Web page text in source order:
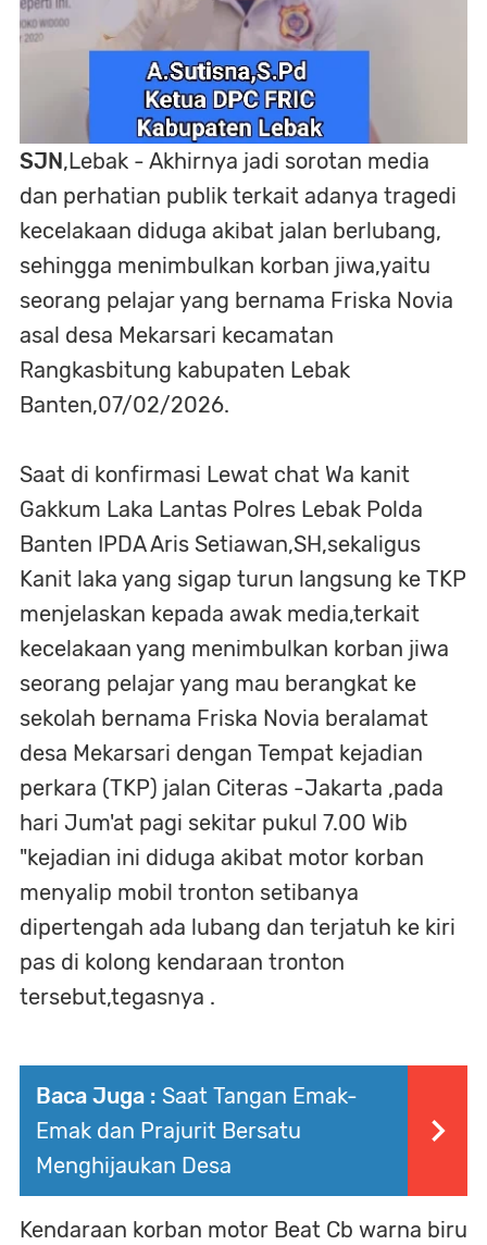
SJN ,Lebak - Akhirnya jadi sorotan media
dan perhatian publik terkait adanya tragedi
kecelakaan diduga akibat jalan berlubang,
sehingga menimbulkan korban jiwa,yaitu
seorang pelajar yang bernama Friska Novia
asal desa Mekarsari kecamatan
Rangkasbitung kabupaten Lebak
Banten,07/02/2026.
Saat di konfirmasi Lewat chat Wa kanit
Gakkum Laka Lantas Polres Lebak Polda
Banten IPDA Aris Setiawan,SH,sekaligus
Kanit laka yang sigap turun langsung ke TKP
menjelaskan kepada awak media,terkait
kecelakaan yang menimbulkan korban jiwa
seorang pelajar yang mau berangkat ke
sekolah bernama Friska Novia beralamat
desa Mekarsari dengan Tempat kejadian
perkara (TKP) jalan Citeras -Jakarta ,pada
hari Jum'at pagi sekitar pukul 7.00 Wib
"kejadian ini diduga akibat motor korban
menyalip mobil tronton setibanya
dipertengah ada lubang dan terjatuh ke kiri
pas di kolong kendaraan tronton
tersebut,tegasnya .
Baca Juga : Saat Tangan Emak-
Emak dan Prajurit Bersatu
Menghijaukan Desa
Kendaraan korban motor Beat Cb warna biru